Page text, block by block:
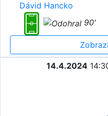
Dávid Hancko
90'
14.4.2024